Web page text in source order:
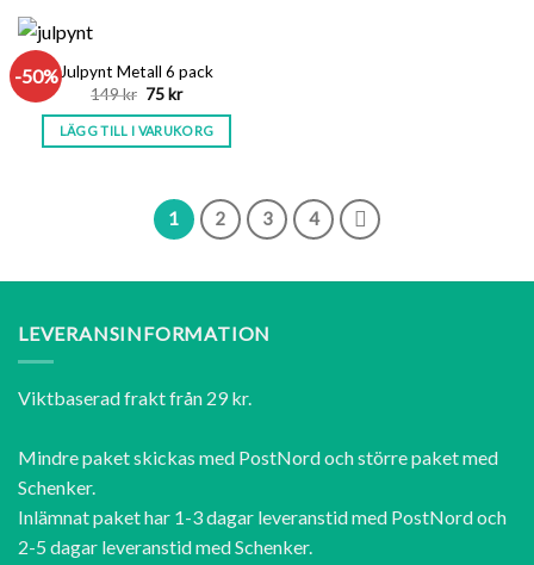
-50%Julpynt Metall 6 pack
149kr Det
priset
var:
149 kr.
75krDet
priset
är:
75 kr.
LÄGG TILL I VARUKORG
1 2 3 4
LEVERANSINFORMATION
Viktbaserad frakt från 29 kr.
Mindre paket skickas med PostNord och större paket med
Schenker.
Inlämnat paket har 1-3 dagar leveranstid med PostNord och
2-5 dagar leveranstid med Schenker.